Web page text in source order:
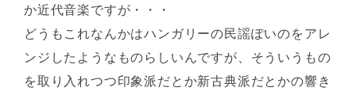
か近代音楽ですが・・・
どうもこれなんかはハンガリーの民謡ぽいのをアレ
ンジしたようなものらしいんですが、そういうもの
を取り入れつつ印象派だとか新古典派だとかの響き